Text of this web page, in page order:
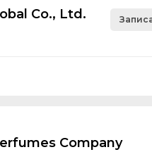
Co., Ltd.
Company